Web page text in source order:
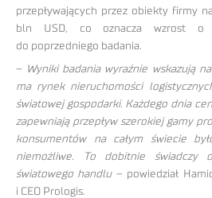
przepływających przez obiekty firmy
bln USD, co oznacza wzrost
do poprzedniego badania.
–
Wyniki badania wyraźnie wskazują
ma rynek nieruchomości
światowej gospodarki. Każdego dnia
zapewniają przepływ szerokiej gamy
konsumentów na całym świecie
niemożliwe. To dobitnie świadczy
światowego handlu– powiedział
i CEO Prologis.